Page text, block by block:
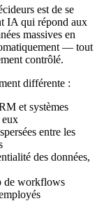
est de se
IA qui répond aux
massives en
— tout
contrôlé.
différente :
et systèmes
eux
entre les
des données,
de workflows